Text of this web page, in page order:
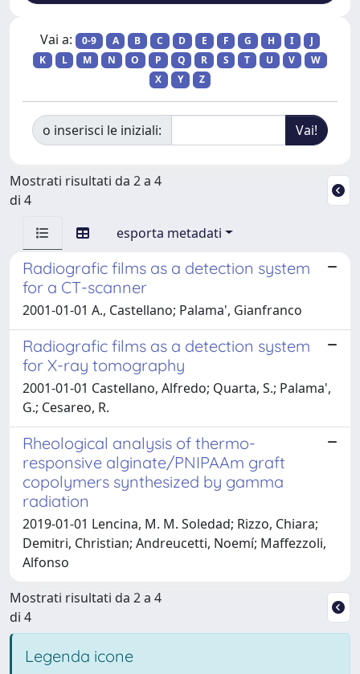
Vai a: 0-9 A B C D E F G H I
J
K
L M N O P Q R S T U V
W
X
Y Z
o inserisci le iniziali:
Mostrati risultati da 2 a 4
di 4
esporta metadati
Radiografic films as a detection system
for a CT-scanner
2001-01-01 A., Castellano; Palama', Gianfranco
Radiografic films as a detection system
for X-ray tomography
2001-01-01 Castellano, Alfredo; Quarta, S.; Palama',
G.; Cesareo, R.
Rheological analysis of thermo-
responsive alginate/PNIPAAm graft
copolymers synthesized by gamma
radiation
2019-01-01 Lencina, M. M. Soledad; Rizzo, Chiara;
Demitri, Christian; Andreucetti, Noemí; Maffezzoli,
Alfonso
Mostrati risultati da 2 a 4
di 4
Legenda icone